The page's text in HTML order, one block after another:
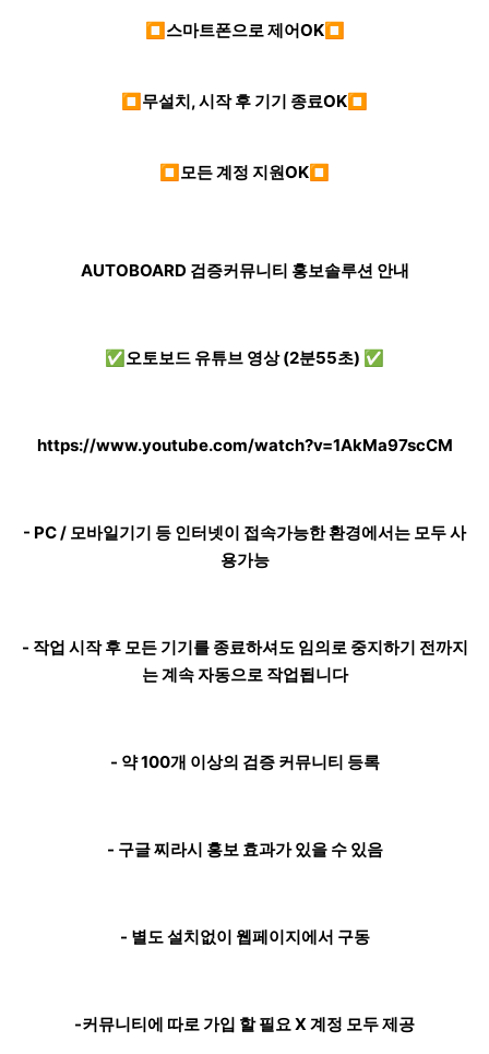
⏹스마트폰으로 제어OK⏹
⏹무설치, 시작 후 기기 종료OK⏹
⏹모든 계정 지원OK⏹
AUTOBOARD 검증커뮤니티 홍보솔루션 안내
✅오토보드 유튜브 영상 (2분55초) ✅
https://www.youtube.com/watch?v=1AkMa97scCM
- PC / 모바일기기 등 인터넷이 접속가능한 환경에서는 모두 사
용가능
- 작업 시작 후 모든 기기를 종료하셔도 임의로 중지하기 전까지
는 계속 자동으로 작업됩니다
- 약 100개 이상의 검증 커뮤니티 등록
- 구글 찌라시 홍보 효과가 있을 수 있음
- 별도 설치없이 웹페이지에서 구동
-커뮤니티에 따로 가입 할 필요 X 계정 모두 제공